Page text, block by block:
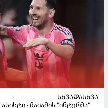
ᲡᲮᲕᲐᲓᲐᲡᲮᲕᲐ
- მაიამის "ინტერმა"